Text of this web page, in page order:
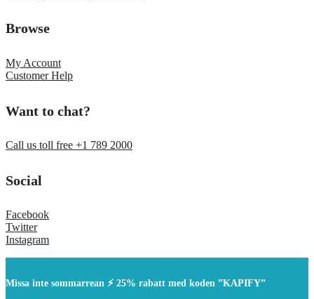
Browse
My Account
Customer Help
Want to chat?
Call us toll free +1 789 2000
Social
Facebook
Twitter
Instagram
Missa inte sommarrean ⚡ 25% rabatt med koden ”KAPIFY”